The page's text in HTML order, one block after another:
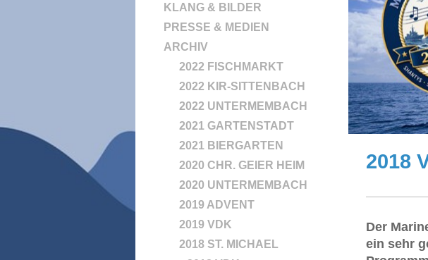
2018
Der
ein sehr
KLANG & BILDER
PRESSE & MEDIEN
ARCHIV
2022 FISCHMARKT
2022 KIR-SITTENBACH
2022 UNTERMEMBACH
2021 GARTENSTADT
2021 BIERGARTEN
2020 CHR. GEIER HEIM
2020 UNTERMEMBACH
2019 ADVENT
2019 VDK
2018 ST. MICHAEL